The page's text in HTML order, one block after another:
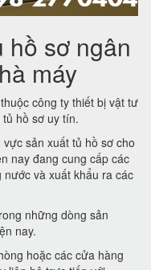
hồ sơ ngân
máy
thuộc công ty thiết bị vật tư
hồ sơ uy tín.
sản xuất tủ hồ sơ cho
nay đang cung cấp các
và xuất khẩu ra các
những dòng sản
nay.
hoặc các cửa hàng